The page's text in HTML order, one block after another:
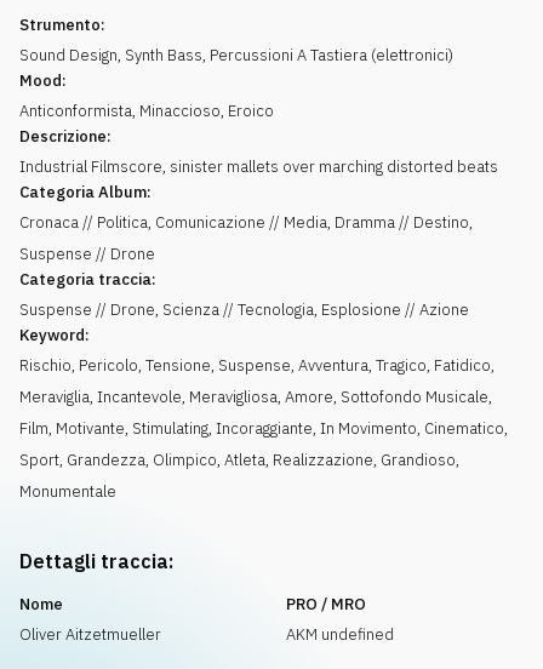
Strumento:
Sound Design, Synth Bass, Percussioni A Tastiera (elettronici)
Mood:
Anticonformista, Minaccioso, Eroico
Descrizione:
Industrial Filmscore, sinister mallets over marching distorted beats
Categoria Album:
Cronaca // Politica, Comunicazione // Media, Dramma // Destino,
Suspense // Drone
Categoria traccia:
Suspense // Drone, Scienza // Tecnologia, Esplosione // Azione
Keyword:
Rischio, Pericolo, Tensione, Suspense, Avventura, Tragico, Fatidico,
Meraviglia, Incantevole, Meravigliosa, Amore, Sottofondo Musicale,
Film, Motivante, Stimulating, Incoraggiante, In Movimento, Cinematico,
Sport, Grandezza, Olimpico, Atleta, Realizzazione, Grandioso,
Monumentale
Dettagli traccia:
Nome
Oliver Aitzetmueller
PRO / MRO
AKM undefined